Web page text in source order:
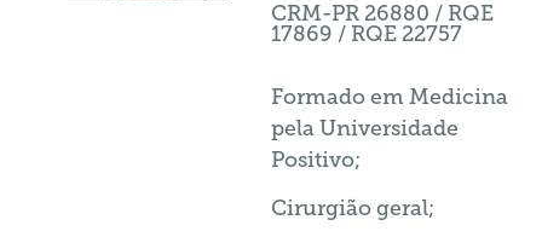
CRM-PR 26880 / RQE
17869 / RQE 22757
Formado em Medicina
pela Universidade
Positivo;
Cirurgião geral;